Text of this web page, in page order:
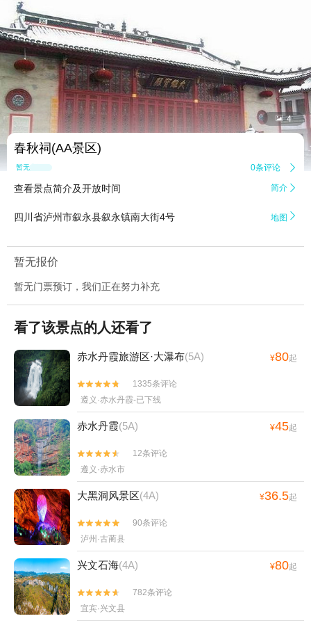
 4
春秋祠(AA景区)
暂无点评 0条评论 
查看景点简介及开放时间 简介 
四川省泸州市叙永县叙永镇南大街4号 地图 
暂无报价
暂无门票预订，我们正在努力补充
看了该景点的人还看了
赤水丹霞旅游区·大瀑布(5A) ¥80起


1335条评论
遵义·赤水丹霞-已下线
赤水丹霞(5A) ¥45起


12条评论
遵义·赤水市
大黑洞风景区(4A) ¥36.5起


90条评论
泸州·古蔺县
兴文石海(4A) ¥80起


782条评论
宜宾·兴文县
